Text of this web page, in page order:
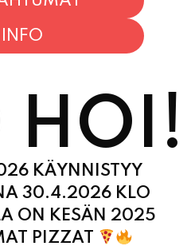
INFO
HOI!
KÄYNNISTYY
30.4.2026 KLO
ON KESÄN 2025
PIZZAT